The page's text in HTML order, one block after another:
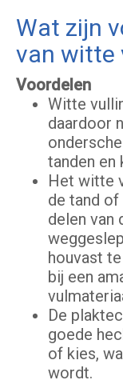
Wat zijn
van witte
Voordelen
Witte
daardoor
tanden en
Het witte
de tand of
delen van
houvast
bij een
De
goede
of kies,
wordt.